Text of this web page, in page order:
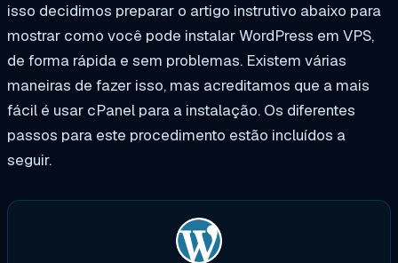
isso decidimos preparar o artigo instrutivo abaixo para
mostrar como você pode instalar WordPress em VPS,
de forma rápida e sem problemas. Existem várias
maneiras de fazer isso, mas acreditamos que a mais
fácil é usar cPanel para a instalação. Os diferentes
passos para este procedimento estão incluídos a
seguir.